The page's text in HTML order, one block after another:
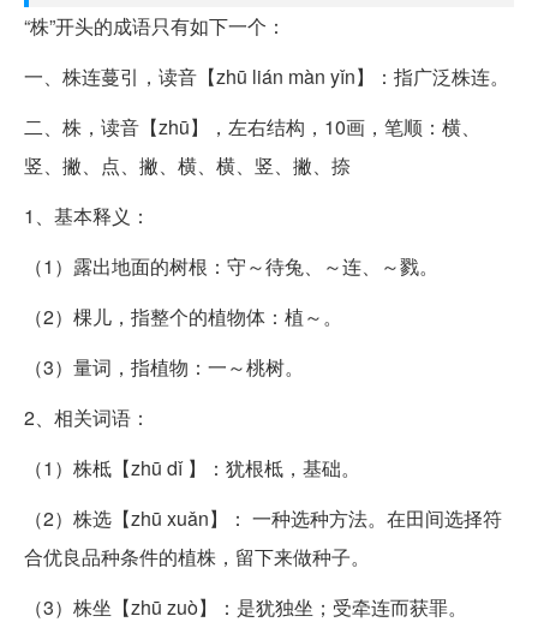
“株”开头的成语只有如下一个：
一、株连蔓引，读音【zhū lián màn yǐn】：指广泛株连。
二、株，读音【zhū】，左右结构，10画，笔顺：横、
竖、撇、点、撇、横、横、竖、撇、捺
1、基本释义：
（1）露出地面的树根：守～待兔、～连、～戮。
（2）棵儿，指整个的植物体：植～。
（3）量词，指植物：一～桃树。
2、相关词语：
（1）株柢【zhū dǐ 】：犹根柢，基础。
（2）株选【zhū xuǎn】： 一种选种方法。在田间选择符
合优良品种条件的植株，留下来做种子。
（3）株坐【zhū zuò】：是犹独坐；受牵连而获罪。